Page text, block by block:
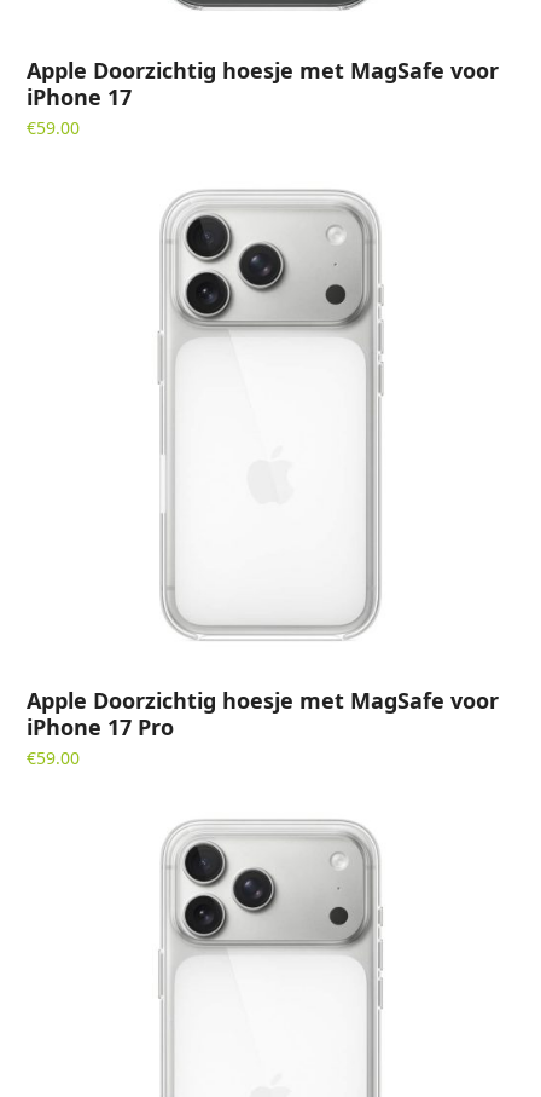
Apple Doorzichtig hoesje met MagSafe voor
iPhone 17
€59.00
Apple Doorzichtig hoesje met MagSafe voor
iPhone 17 Pro
€59.00